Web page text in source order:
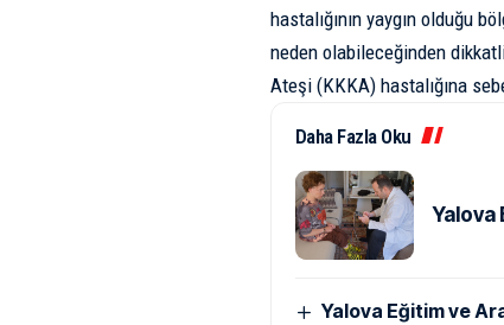
hastalığının yaygın olduğu
neden olabileceğinden dikkatli
Ateşi (KKKA) hastalığına
Daha Fazla Oku
Yalova
Yalova Eğitim ve